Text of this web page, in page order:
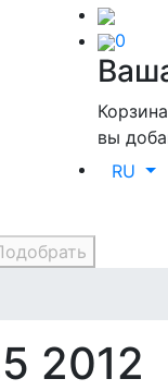
0
вы
RU
2012